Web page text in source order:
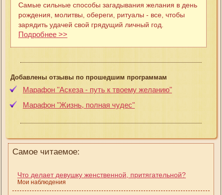
Самые сильные способы загадывания желания в день
рождения, молитвы, обереги, ритуалы - все, чтобы
зарядить удачей свой грядущий личный год.
Подробнее >>
Добавлены отзывы по прошедшим программам
Марафон "Аскеза - путь к твоему желанию"
Марафон "Жизнь, полная чудес"
Самое читаемое:
Что делает девушку женственной, притягательной?
Мои наблюдения